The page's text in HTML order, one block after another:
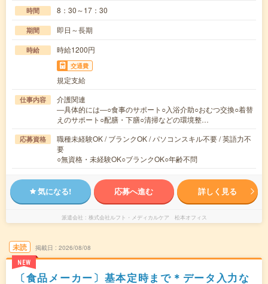
時間 8：30～17：30
期間 即日～長期
時給 時給1200円
交通費
規定支給
仕事内容
介護関連
―具体的には―○食事のサポート○入浴介助○おむつ交換○着替
えのサポート○配膳・下膳○清掃などの環境整…
応募資格
職種未経験OK / ブランクOK / パソコンスキル不要 / 英語力不
要
○無資格・未経験OK○ブランクOK○年齢不問
気になる! 応募へ進む 詳しく見る
派遣会社 株式会社ルフト・メディカルケア 松本オフィス
未読
NEW
掲載日 2026/08/08
〔食品メーカー〕基本定時まで＊データ入力な